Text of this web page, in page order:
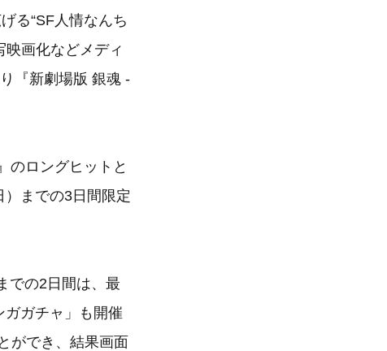
る“SF人情なんち
映画化などメディ
『新劇場版 銀魂 -
のロングヒットと
までの3日間限定
での2日間は、最
ガチャ」も開催
ができ、結果画面